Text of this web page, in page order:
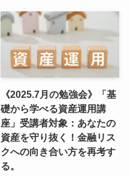
《2025.7月の勉強会》「基
礎から学べる資産運用講
座」受講者対象：あなたの
資産を守り抜く！金融リス
クへの向き合い方を再考す
る。